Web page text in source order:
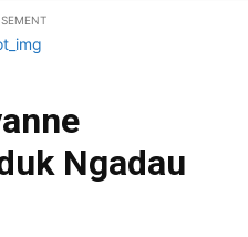
Ngadau